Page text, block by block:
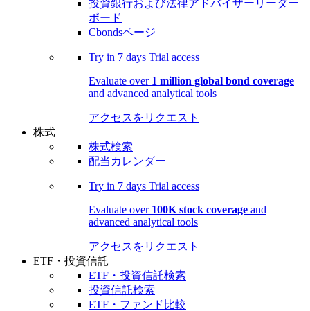
投資銀行および法律アドバイザーリーダー
ボード
Cbondsページ
Try in 7 days Trial access
Evaluate over 1 million global bond coverage
and advanced analytical tools
アクセスをリクエスト
株式
株式検索
配当カレンダー
Try in 7 days Trial access
Evaluate over 100K stock coverage and
advanced analytical tools
アクセスをリクエスト
ETF・投資信託
ETF・投資信託検索
投資信託検索
ETF・ファンド比較